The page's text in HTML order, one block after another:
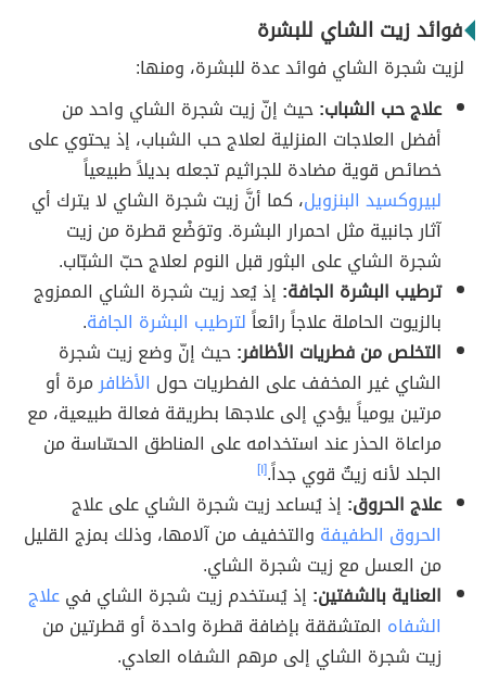
فوائد زيت الشاي للبشرة
لزيت شجرة الشاي فوائد عدة للبشرة، ومنها:
علاج حب الشباب:حيث إنّ زيت شجرة الشاي واحد من
أفضل العلاجات المنزلية لعلاج حب الشباب، إذ يحتوي على
خصائص قوية مضادة للجراثيم تجعله بديلاً طبيعياً
لبيروكسيد البنزويل، كما أنَّ زيت شجرة الشاي لا يترك أي
آثار جانبية مثل احمرار البشرة. وتوَضْع قطرة من زيت
شجرة الشاي على البثور قبل النوم لعلاج حبّ الشبّاب.
ترطيب البشرة الجافة: إذ يُعد زيت شجرة الشاي الممزوج
بالزيوت الحاملة علاجاً رائعاًلترطيب البشرة الجافة.
التخلص من فطريات الأظافر:حيث إنّ وضع زيت شجرة
الشاي غير المخفف على الفطريات حول الأظافرمرة أو
مرتين يومياً يؤدي إلى علاجها بطريقة فعالة طبيعية، مع
مراعاة الحذر عند استخدامه على المناطق الحسّاسة من
الجلد لأنه زيتٌ قوي جداً.[١]
علاج الحروق: إذ يُساعد زيت شجرة الشاي على علاج
الحروق الطفيفة والتخفيف من آلامها، وذلك بمزج القليل
من العسل مع زيت شجرة الشاي.
العناية بالشفتين: إذ يُستخدم زيت شجرة الشاي فيعلاج
الشفاه المتشققة بإضافة قطرة واحدة أو قطرتين من
زيت شجرة الشاي إلى مرهم الشفاه العادي.